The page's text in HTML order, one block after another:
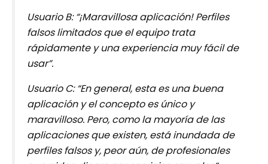
Usuario B: “¡Maravillosa aplicación! Perfiles
falsos limitados que el equipo trata
rápidamente y una experiencia muy fácil de
usar”.
Usuario C: “En general, esta es una buena
aplicación y el concepto es único y
maravilloso. Pero, como la mayoría de las
aplicaciones que existen, está inundada de
perfiles falsos y, peor aún, de profesionales